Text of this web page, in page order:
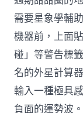
需要星象學輔
機器前，上面
碰」等警告標
名的外星計算
輸入一種極具
負面的運勢波